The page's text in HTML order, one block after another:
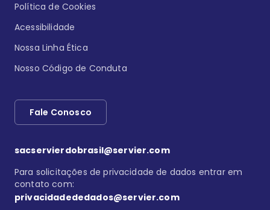
Política de Cookies
Acessibilidade
Nossa Linha Ética
Nosso Código de Conduta
Fale Conosco
sacservierdobrasil@servier.com
Para solicitações de privacidade de dados entrar em
contato com:
privacidadededados@servier.com